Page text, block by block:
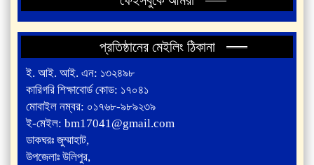
প্রতিষ্ঠানের মেইলিং ঠিকানা
ই. আই. আই. এন: ১৩২৪৯৮
কারিগরি শিক্ষাবোর্ড কোড: ১৭০৪১
মোবাইল নম্বর: ০১৭৬৮-৯৮৯২৩৯
ই-মেইল: bm17041@gmail.com
ডাকঘরঃ জুম্মাহাট,
উপজেলাঃ উলিপুর,